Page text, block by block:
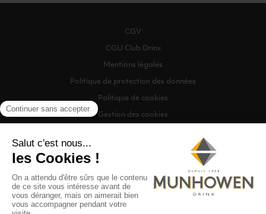
CGV
CGU Club Drinx
Mentions légales
Politique de protection des données
Politique de cookies
Gestion des cookies
©2026 Munhowen Drinx / Tous droits réservés
Digitalised by